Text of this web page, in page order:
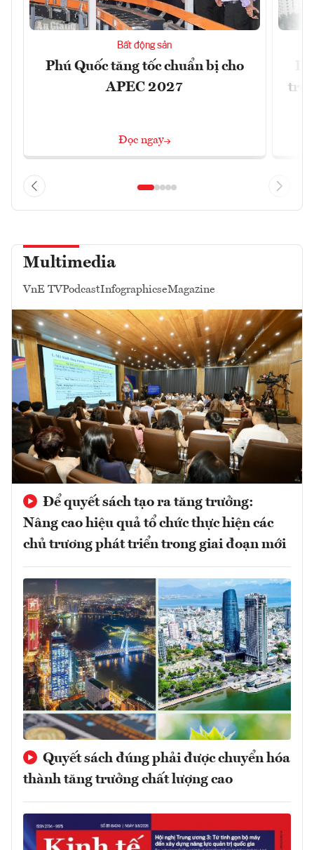
Bất động sản
Phú Quốc tăng tốc chuẩn bị cho
APEC 2027
Đọc ngay
Multimedia
VnE TVPodcastInfographicseMagazine
Để quyết sách tạo ra tăng trưởng:
Nâng cao hiệu quả tổ chức thực hiện các
chủ trương phát triển trong giai đoạn mới
Quyết sách đúng phải được chuyển hóa
thành tăng trưởng chất lượng cao